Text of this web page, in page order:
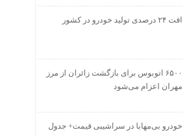
افت ۲۴ درصدی تولید خودرو در کشور
۶۵۰۰ اتوبوس برای بازگشت زائران از مرز
مهران اعزام می‌شود
خودرو بی‌مهابا در سراشیبی قیمت+ جدول